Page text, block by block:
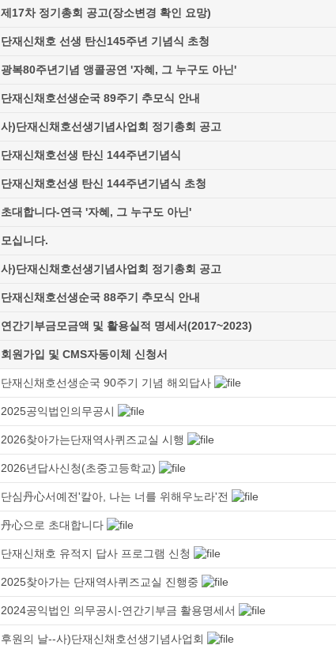
제17차 정기총회 공고(장소변경 확인 요망)
단재신채호 선생 탄신145주년 기념식 초청
광복80주년기념 앵콜공연 '자혜, 그 누구도 아닌'
단재신채호선생순국 89주기 추모식 안내
사)단재신채호선생기념사업회 정기총회 공고
단재신채호선생 탄신 144주년기념식
단재신채호선생 탄신 144주년기념식 초청
초대합니다-연극 '자혜, 그 누구도 아닌'
모십니다.
사)단재신채호선생기념사업회 정기총회 공고
단재신채호선생순국 88주기 추모식 안내
연간기부금모금액 및 활용실적 명세서(2017~2023)
회원가입 및 CMS자동이체 신청서
단재신채호선생순국 90주기 기념 해외답사
2025공익법인의무공시
2026찾아가는단재역사퀴즈교실 시행
2026년답사신청(초중고등학교)
단심丹心서예전'칼아, 나는 너를 위해우노라'전
丹心으로 초대합니다
단재신채호 유적지 답사 프로그램 신청
2025찾아가는 단재역사퀴즈교실 진행중
2024공익법인 의무공시-연간기부금 활용명세서
후원의 날--사)단재신채호선생기념사업회